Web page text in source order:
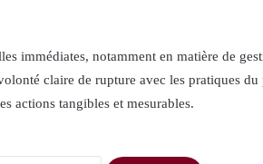
immédiates, notamment en matière de
claire de rupture avec les pratiques du
actions tangibles et mesurables.